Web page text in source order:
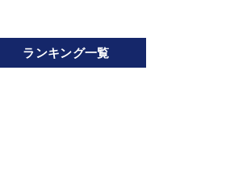
ランキング一覧